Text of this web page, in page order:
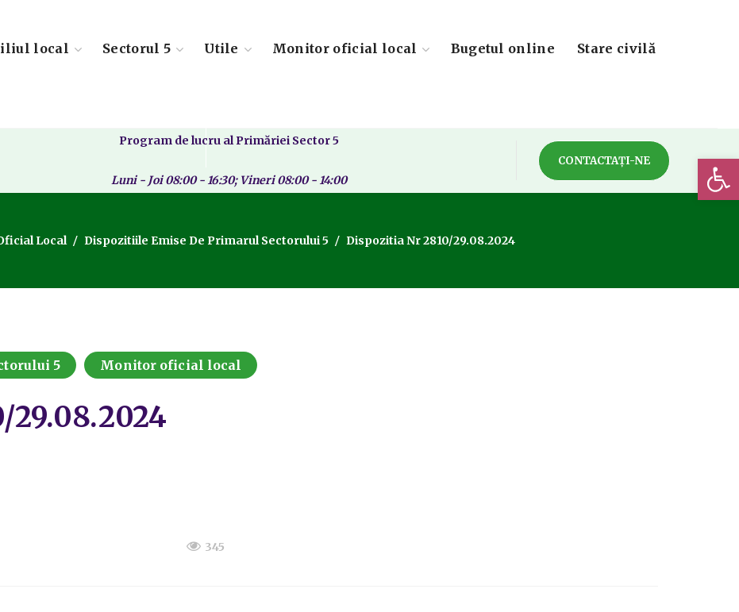
local Sectorul 5 Utile Monitor oficial local Bugetul online Stare civilă
Program de lucru al Primăriei Sector 5
Luni - Joi 08:00 - 16:30; Vineri 08:00 - 14:00
CONTACTAȚI-NE
Local Dispozitiile Emise De Primarul Sectorului 5 Dispozitia Nr 2810/29.08.2024
5 Monitor oficial local
29.08.2024
345